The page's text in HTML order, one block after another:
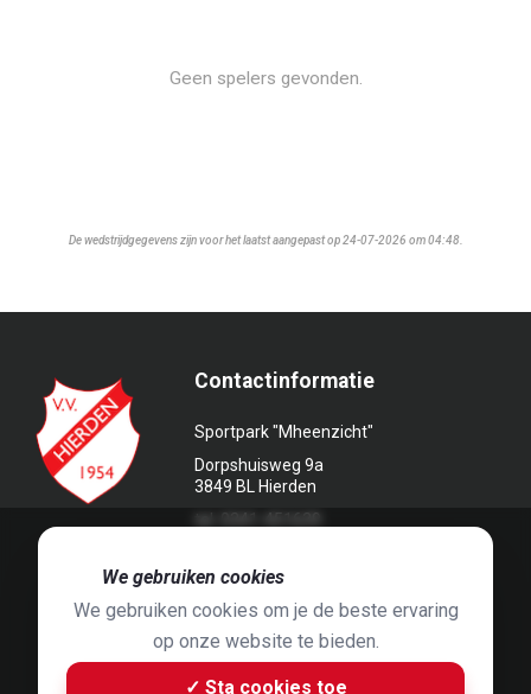
Geen spelers gevonden.
De wedstrijdgegevens zijn voor het laatst aangepast op 24-07-2026 om 04:48.
Contactinformatie
Sportpark "Mheenzicht"
Dorpshuisweg 9a
3849 BL Hierden
Jaap Hop & ontwerpen door
We gebruiken cookies
We gebruiken cookies om je de beste ervaring
op onze website te bieden.
✓ Sta cookies toe